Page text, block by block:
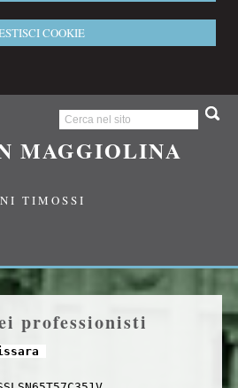
COOKIE
MAGGIOLINA
TIMOSSI
professionisti